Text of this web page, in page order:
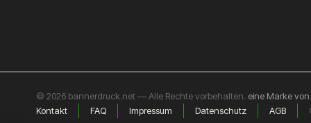
© 2026 bannerdruck.net — Alle Rechte vorbehalten. eine Marke von
Kontakt
FAQ Impressum Datenschutz AGB